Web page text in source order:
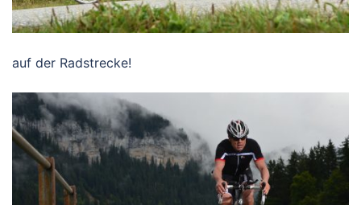
auf der Radstrecke!